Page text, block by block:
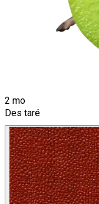
2 mo
Des taré